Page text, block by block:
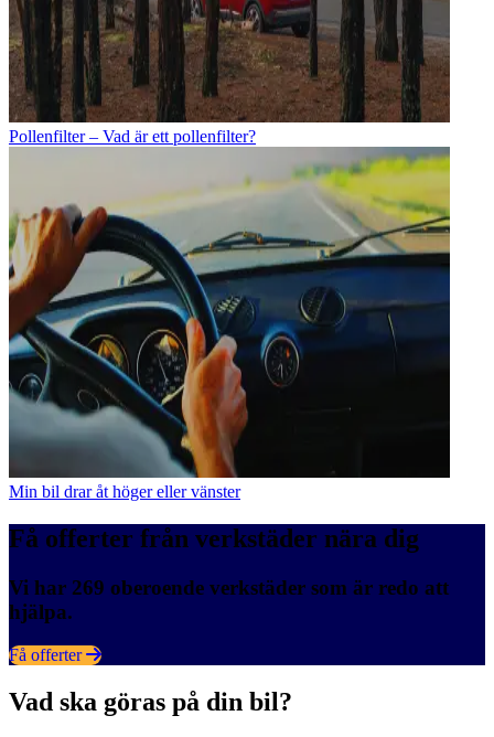
Pollenfilter – Vad är ett pollenfilter?
Min bil drar åt höger eller vänster
Få offerter från verkstäder nära dig
Vi har 269 oberoende verkstäder som är redo att
hjälpa.
Få offerter
Vad ska göras på din bil?